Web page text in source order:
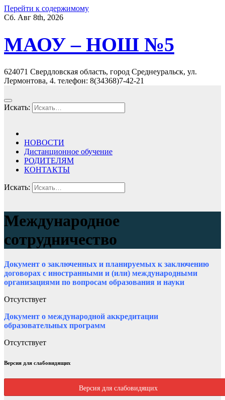
Перейти к содержимому
Сб. Авг 8th, 2026
МАОУ – НОШ №5
624071 Свердловская область, город Среднеуральск, ул.
Лермонтова, 4. телефон: 8(34368)7-42-21
Искать:
НОВОСТИ
Дистанционное обучение
РОДИТЕЛЯМ
КОНТАКТЫ
Искать:
Международное
сотрудничество
Документ о заключенных и планируемых к заключению
договорах с иностранными и (или) международными
организациями по вопросам образования и науки
Отсутствует
Документ о международной аккредитации
образовательных программ
Отсутствует
Версия для слабовидящих
Версия для слабовидящих